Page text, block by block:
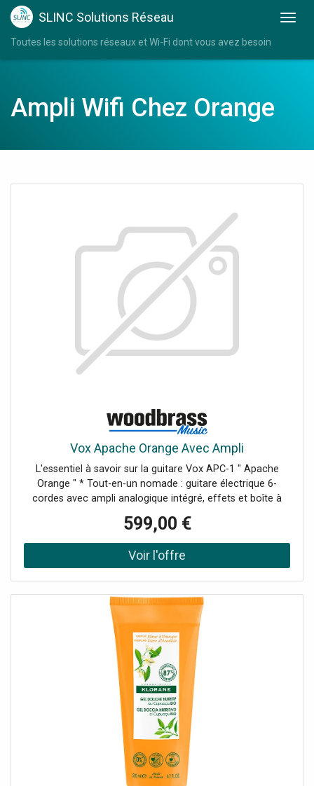
SLINC Solutions Réseau
Toutes les solutions réseaux et Wi-Fi dont vous avez besoin
Ampli Wifi Chez Orange
Vox Apache Orange Avec Ampli
L'essentiel à savoir sur la guitare Vox APC-1 " Apache
Orange " * Tout-en-un nomade : guitare électrique 6-
cordes avec ampli analogique intégré, effets et boîte à
du clean claquant à la saturation musclée via gain et
boost. * Diffusion omnidirectionnelle : haut-parleur
Tectonic Audio avec radiateurs passifs pour une
projection homogène. * Prête à partir : format compact,
aux VOX des sixties, pensé pour aujourd'hui Dans la lignée
des modèles VOX emblématiques des années 1960, la Vox
APC-1 modernise l'esprit " portable " de la marque. Son
design au look vintage " Apache Orange " cache une
électronique actuelle et une amplification embarquée,
faisant de cette guitare une solution complète pour jouer,
composer et s'entraîner partout. Pour qui et pour quels
usages ? Parfaite pour les débutants à intermédiaires qui
veulent pratiquer sans matériel additionnel, l'APC-1 séduit
aussi les musiciens nomades, enseignants, créateurs de
contenu et street performers. Les 33 rythmes intégrés
facilitent le travail du tempo et l'inspiration, du rock au
jazz en passant par le funk, la pop ou l'électro. La sonorité
599,00 €